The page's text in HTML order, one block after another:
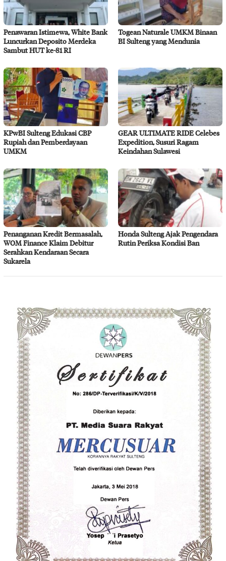
Penawaran Istimewa, White Bank
Luncurkan Deposito Merdeka
Sambut HUT ke-81 RI
Togean Naturale UMKM Binaan
BI Sulteng yang Mendunia
KPwBI Sulteng Edukasi CBP
Rupiah dan Pemberdayaan
UMKM
GEAR ULTIMATE RIDE Celebes
Expedition, Susuri Ragam
Keindahan Sulawesi
Penanganan Kredit Bermasalah,
WOM Finance Klaim Debitur
Serahkan Kendaraan Secara
Sukarela
Honda Sulteng Ajak Pengendara
Rutin Periksa Kondisi Ban